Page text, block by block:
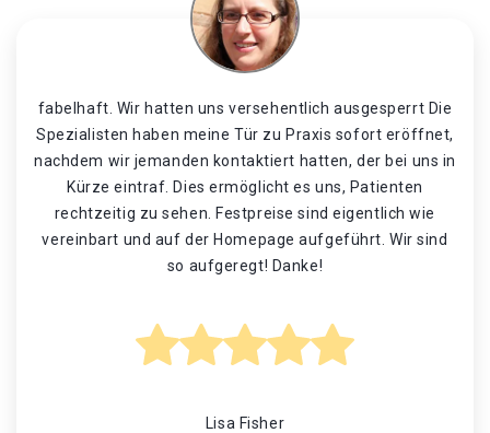
fabelhaft. Wir hatten uns versehentlich ausgesperrt Die
Spezialisten haben meine Tür zu Praxis sofort eröffnet,
nachdem wir jemanden kontaktiert hatten, der bei uns in
Kürze eintraf. Dies ermöglicht es uns, Patienten
rechtzeitig zu sehen. Festpreise sind eigentlich wie
vereinbart und auf der Homepage aufgeführt. Wir sind
so aufgeregt! Danke!
Lisa Fisher